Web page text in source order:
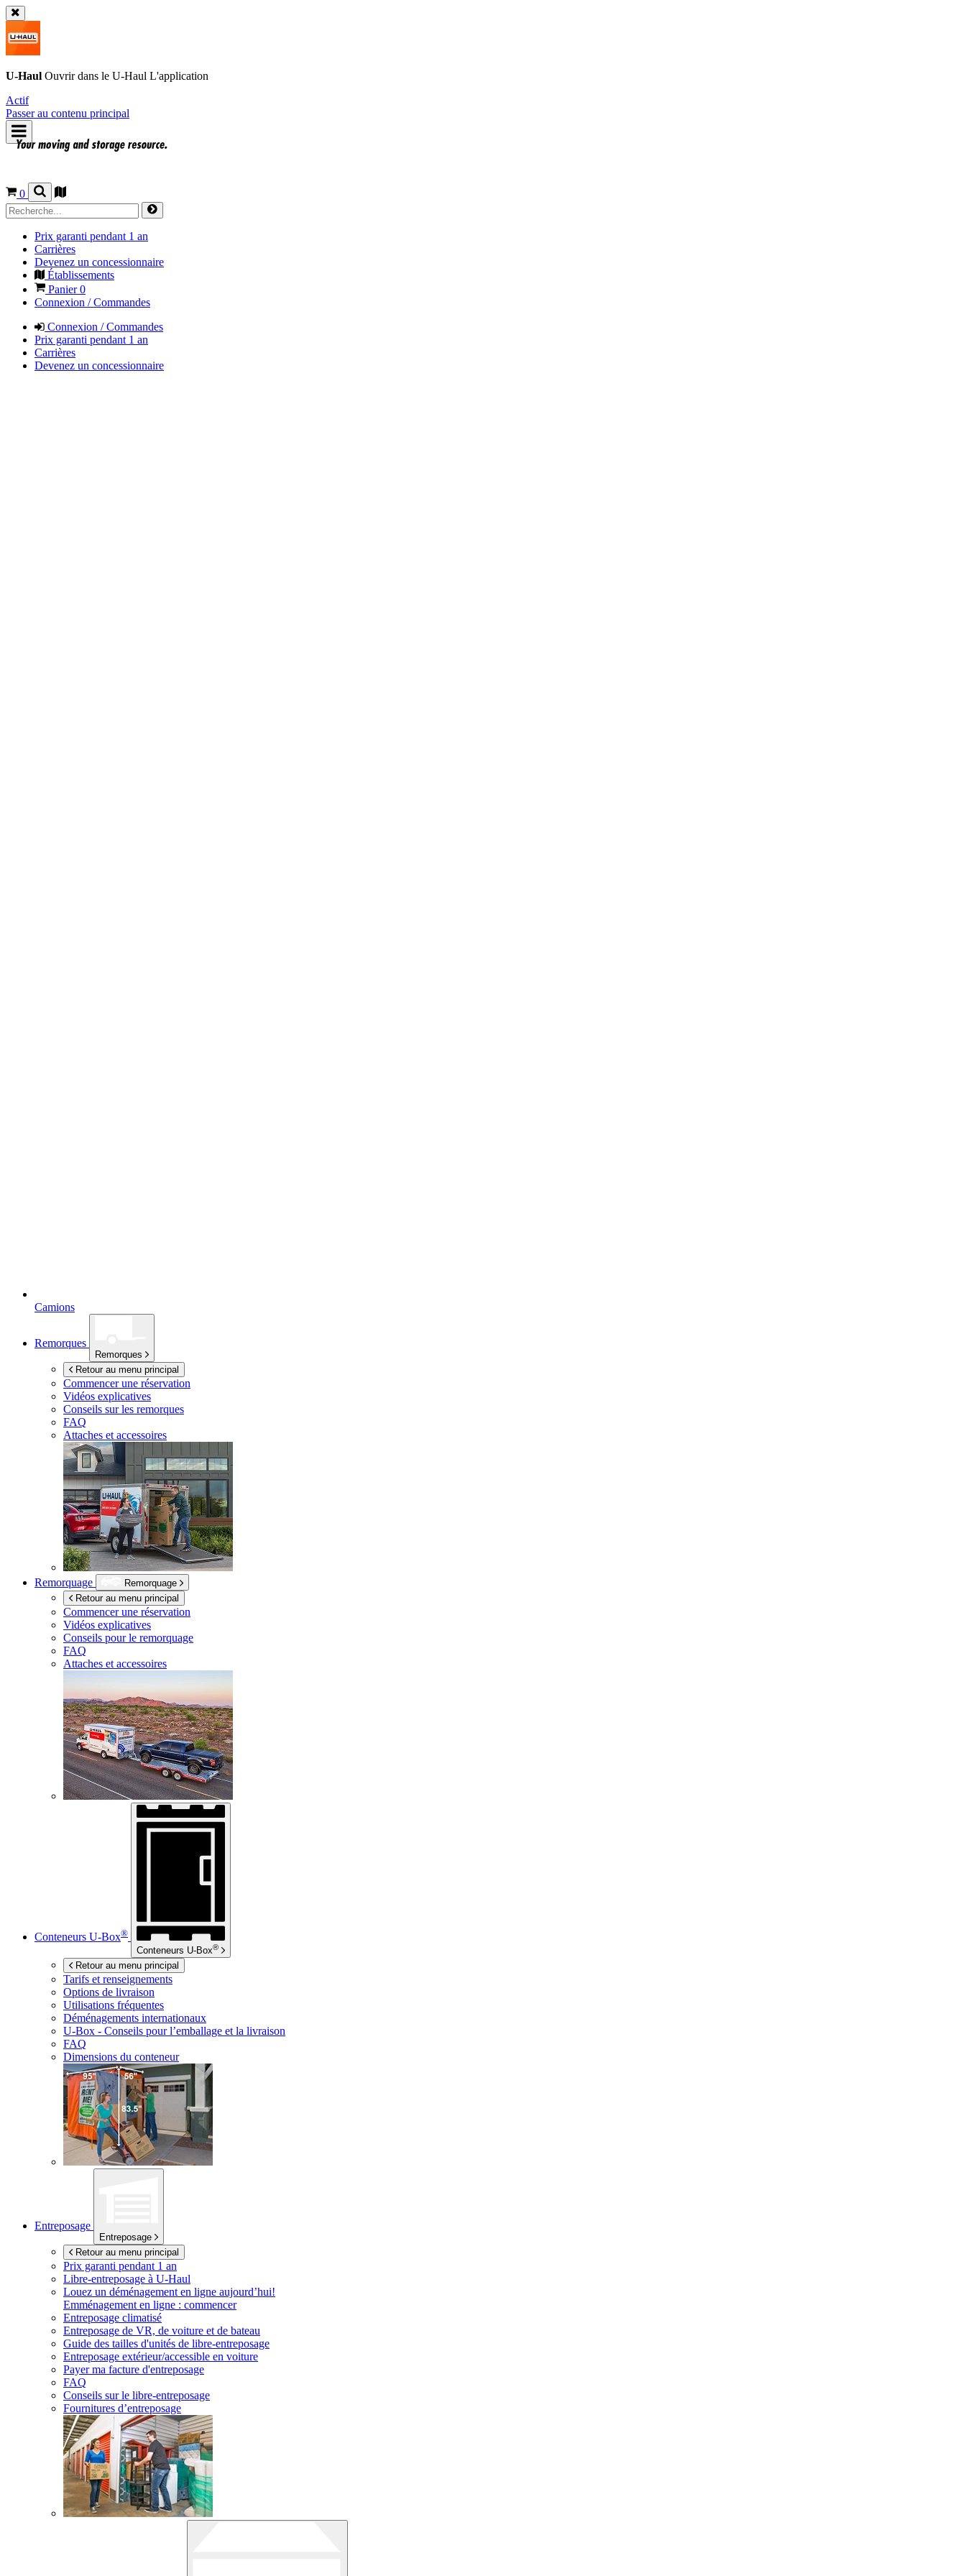
U-Haul Ouvrir dans le U-Haul L'application
Actif
Passer au contenu principal
0
Prix garanti pendant 1 an
Carrières
Devenez un concessionnaire
Établissements
Panier0
Connexion / Commandes
Connexion / Commandes
Prix garanti pendant 1 an
Carrières
Devenez un concessionnaire
Camions
Remorques
Remorques
Retour au menu principal
Commencer une réservation
Vidéos explicatives
Conseils sur les remorques
FAQ
Attaches et accessoires
Remorquage
Remorquage
Retour au menu principal
Commencer une réservation
Vidéos explicatives
Conseils pour le remorquage
FAQ
Attaches et accessoires
Conteneurs U-Box®
Conteneurs U-Box®
Retour au menu principal
Tarifs et renseignements
Options de livraison
Utilisations fréquentes
Déménagements internationaux
U-Box - Conseils pour l’emballage et la livraison
FAQ
Dimensions du conteneur
Entreposage
Entreposage
Retour au menu principal
Prix garanti pendant 1 an
Libre-entreposage à U-Haul
Louez un déménagement en ligne aujourd’hui!
Emménagement en ligne : commencer
Entreposage climatisé
Entreposage de VR, de voiture et de bateau
Guide des tailles d'unités de libre-entreposage
Entreposage extérieur/accessible en voiture
Payer ma facture d'entreposage
FAQ
Conseils sur le libre-entreposage
Fournitures d’entreposage